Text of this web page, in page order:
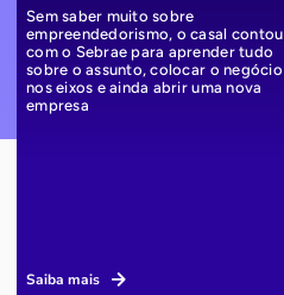
Sem saber muito sobre
empreendedorismo, o casal contou
com o Sebrae para aprender tudo
sobre o assunto, colocar o negócio
nos eixos e ainda abrir uma nova
empresa
Saiba mais